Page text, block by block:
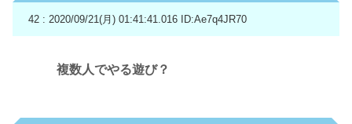
42 : 2020/09/21(月) 01:41:41.016 ID:Ae7q4JR70
複数人でやる遊び？